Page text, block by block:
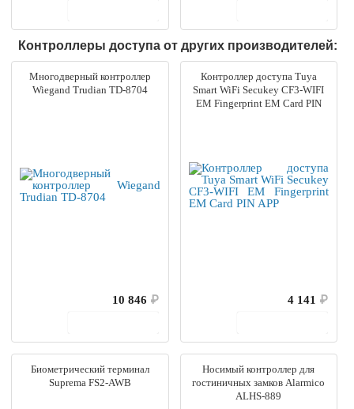
Контроллеры доступа от других производителей:
Многодверный контроллер
Wiegand Trudian TD-8704
10 846 ₽
Контроллер доступа Tuya
Smart WiFi Secukey CF3-WIFI
EM Fingerprint EM Card PIN
4 141 ₽
Биометрический терминал
Suprema FS2-AWB
Носимый контроллер для
гостиничных замков Alarmico
ALHS-889